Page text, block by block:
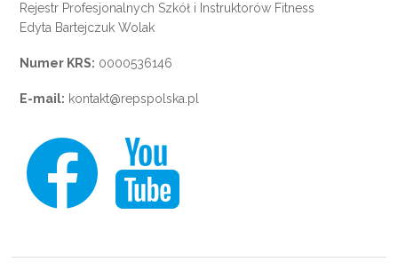
Rejestr Profesjonalnych Szkół i Instruktorów Fitness
Edyta Bartejczuk Wolak
Numer KRS: 0000536146
E-mail: kontakt@repspolska.pl